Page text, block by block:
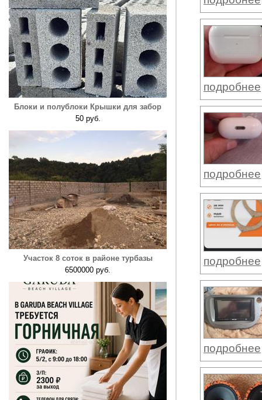
Блоки и полублоки Крышки для забор
50 руб.
Участок 8 соток в районе турбазы
6500000 руб.
подробнее
подробнее
подробнее
подробнее